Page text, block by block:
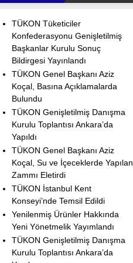
TÜKON Tüketiciler
Konfederasyonu Genişletilmiş
Başkanlar Kurulu Sonuç
Bildirgesi Yayınlandı
TÜKON Genel Başkanı Aziz
Koçal, Basına Açıklamalarda
Bulundu
TÜKON Genişletilmiş Danışma
Kurulu Toplantısı Ankara’da
Yapıldı
TÜKON Genel Başkanı Aziz
Koçal, Su ve İçeceklerde Yapılan
Zammı Eletirdi
TÜKON İstanbul Kent
Konseyi’nde Temsil Edildi
Yenilenmiş Ürünler Hakkında
Yeni Yönetmelik Yayımlandı
TÜKON Genişletilmiş Danışma
Kurulu Toplantısı Ankara’da